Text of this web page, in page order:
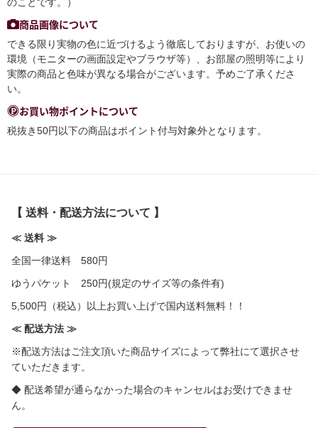
商品画像について
できる限り実物の色に近づけるよう徹底しておりますが、お使いの
環境（モニターの画面設定やブラウザ等）、お部屋の照明等により
実際の商品と色味が異なる場合がございます。予めご了承くださ
い。
お買い物ポイントについて
税抜き50円以下の商品はポイント付与対象外となります。
【 送料・配送方法について 】
≪ 送料 ≫
全国一律送料 580円
ゆうパケット 250円(規定のサイズ等の条件有)
5,500円（税込）以上お買い上げで国内送料無料！！
≪ 配送方法 ≫
※配送方法はご注文頂いた商品サイズによって弊社にて選択させ
ていただきます。
◆ 配送希望が通らなかった場合のキャンセルはお受けできませ
ん。